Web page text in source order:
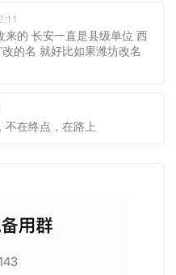
来的 长安一直是县级单位 西
的名 就好比如果潍坊改名
不在终点，在路上